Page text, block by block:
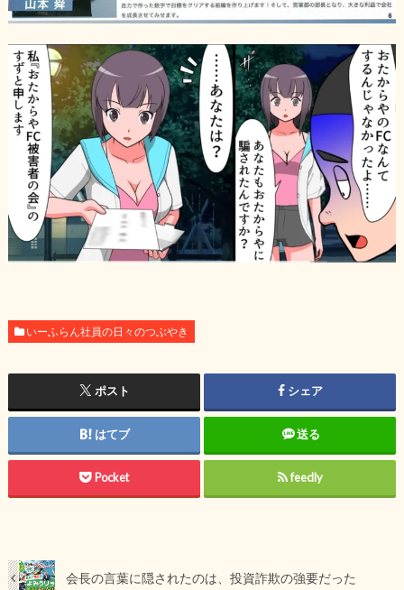
いーふらん社員の日々のつぶやき
ポスト シェア
はてブ 送る
Pocket feedly
会長の言葉に隠されたのは、投資詐欺の強要だった